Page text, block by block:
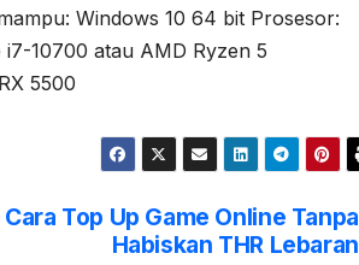
Windows 10 64 bit Prosesor:
10700 atau AMD Ryzen 5
5500
Cara Top Up Game Online Tanpa
Habiskan THR Lebaran